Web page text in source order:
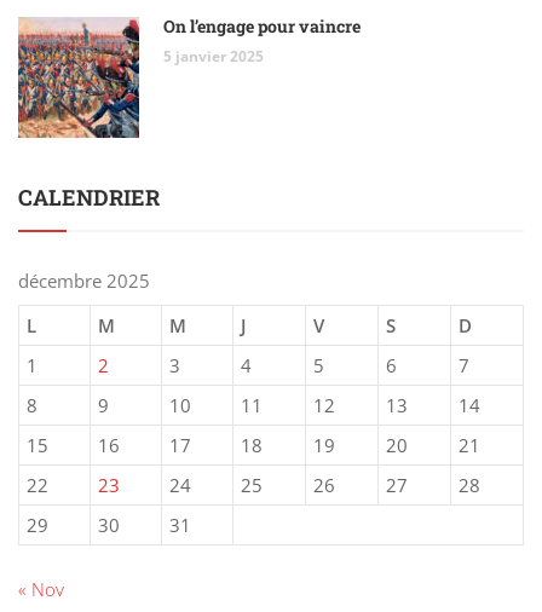
On l’engage pour vaincre
5 janvier 2025
CALENDRIER
décembre 2025
L
M M J V S
D
1
2 3 4 5 6
7
8
9 10 11 12 13
14
15
16 17 18 19 20
21
22
23 24 25 26 27
28
29
30 31
« Nov